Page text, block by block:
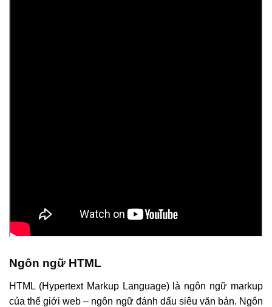
Ngôn ngữ HTML
HTML (Hypertext Markup Language) là ngôn ngữ markup
của thế giới web – ngôn ngữ đánh dấu siêu văn bản. Ngôn